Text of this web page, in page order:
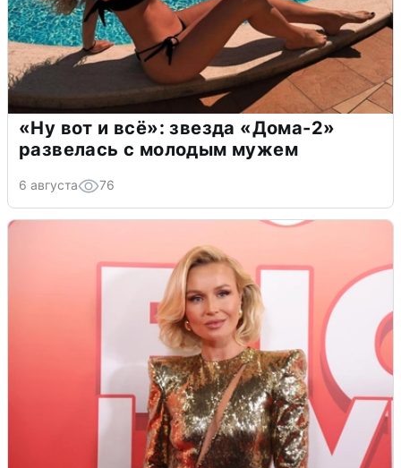
«Ну вот и всё»: звезда «Дома-2»
развелась с молодым мужем
6 августа 76